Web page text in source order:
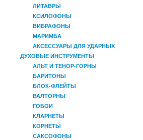
ЛИТАВРЫ
КСИЛОФОНЫ
ВИБРАФОНЫ
МАРИМБА
АКСЕССУАРЫ ДЛЯ УДАРНЫХ
ДУХОВЫЕ ИНСТРУМЕНТЫ
АЛЬТ И ТЕНОР-ГОРНЫ
БАРИТОНЫ
БЛОК-ФЛЕЙТЫ
ВАЛТОРНЫ
ГОБОИ
КЛАРНЕТЫ
КОРНЕТЫ
САКСОФОНЫ